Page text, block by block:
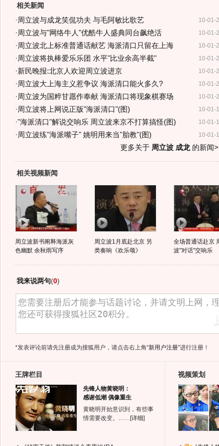
相关新闻
10-01-
·周立波与成龙笑侃功夫 与毛阿敏比歌艺
10-01-
·周立波与"网络牛人"优酷牛人盛典同台飙绝活
10-01-
·周立波北上标准普通话献艺 海派清口只留在上海
10-01-
·周立波将执棒爱乐乐团 水平"比业余高半截"
10-01-
·新民晚报:北京人欢迎周立波进京
10-01-
·周立波大上海主义惹争议 海派清口能火多久?
10-01-
·周立波为国粹甘愿作奉献 海派清口将现象棋赛场
10-01-
·周立波将上网说正版"海派清口"(图)
10-01-
·"海派清口"解说交响乐 周立波来京不打算搞怪(图)
10-01-
·周立波练"海派嘴子" 姚明用来当"胎教"(图)
更多关于 周立波 成龙的新闻
相关视频新闻
周立波新书阐释海派灰
色幽默 余秋雨写序
周立波1月底赴北京 另
类奏响《欢乐颂》
全场普通话赴京
波"对话"交响乐
我来说两句(0)
*发表评论前请先注册成为搜狐用户，请点击右上角“新用户注册”进行注册！
王牌栏目
先锋人物黄晓明：
感谢低潮 偶像重生
黄晓明开始意识到，有些事
情需要改变。…… [详细]
视频策划